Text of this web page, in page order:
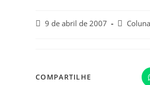
9 de abril de 2007
COMPARTILHE